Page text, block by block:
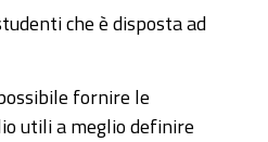
che è disposta ad
fornire le
utili a meglio definire